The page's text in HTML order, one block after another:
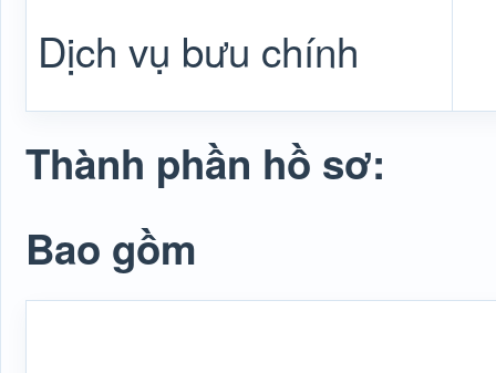
Dịch vụ bưu chính
Thành phần hồ sơ:
Bao gồm